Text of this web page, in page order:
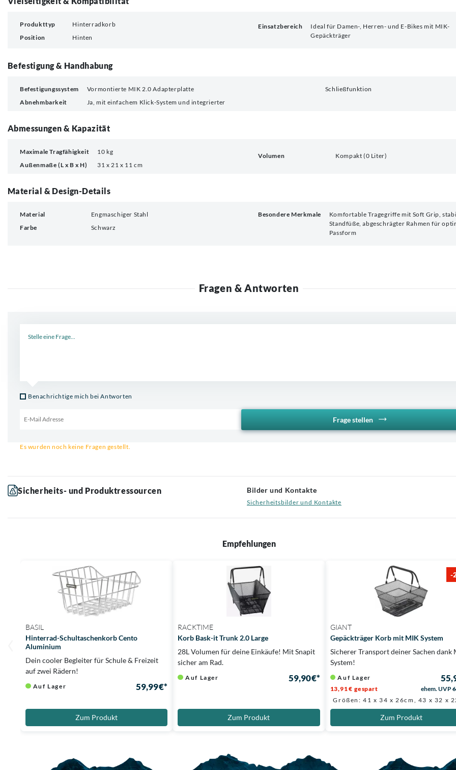
Produkttyp
Hinterradkorb
Position
Hinten
Einsatzbereich
Ideal für Damen-, Herren- und E-Bikes mit MIK-
Gepäckträger
Befestigung & Handhabung
Befestigungssystem
Vormontierte MIK 2.0 Adapterplatte
Abnehmbarkeit
Ja, mit einfachem Klick-System und integrierter
Schließfunktion
Abmessungen & Kapazität
Maximale Tragfähigkeit
10 kg
Außenmaße (L x B x H)
31 x 21 x 11 cm
Volumen Kompakt (0 Liter)
Material & Design-Details
Material
Engmaschiger Stahl
Farbe
Schwarz
Besondere Merkmale
Komfortable Tragegriffe mit Soft Grip,
Standfüße, abgeschrägter Rahmen für
Passform
Fragen & Antworten
Benachrichtige mich bei Antworten
Frage stellen
Es wurden noch keine Fragen gestellt.
Sicherheits- und Produktressourcen Bilder und Kontakte
Sicherheitsbilder und Kontakte
Empfehlungen
BASIL
Hinterrad-Schultaschenkorb Cento
Aluminium
Dein cooler Begleiter für Schule & Freizeit
auf zwei Rädern!
Auf Lager 59,99 €*
Zum Produkt
RACKTIME
Korb Bask-it Trunk 2.0 Large
28L Volumen für deine Einkäufe! Mit Snapit
sicher am Rad.
Auf Lager 59,90 €*
Zum Produkt
-
GIANT
Gepäckträger Korb mit MIK System
Sicherer Transport deiner Sachen dank
System!
Auf Lager
13,91 € gespart ehem. UVP
Größen: 41 x 34 x 26cm, 43 x 32 x
Zum Produkt